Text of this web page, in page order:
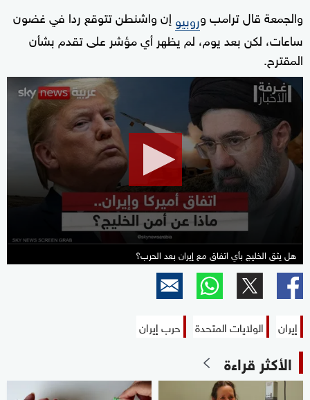
والجمعة قال ترامب وروبيو إن واشنطن تتوقع ردا في غضون
ساعات، لكن بعد يوم، لم يظهر أي مؤشر على تقدم بشأن
المقترح.
seconds
minutes,
seconds
هل يثق الخليج بأي اتفاق مع إيران بعد الحرب؟
إيران الولايات المتحدة حرب إيران
الأكثر قراءة